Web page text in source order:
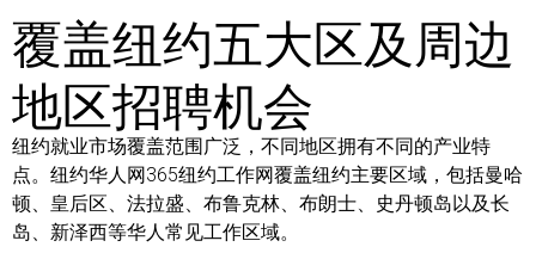
覆盖纽约五大区及周边
地区招聘机会
纽约就业市场覆盖范围广泛，不同地区拥有不同的产业特
点。纽约华人网365纽约工作网覆盖纽约主要区域，包括曼哈
顿、皇后区、法拉盛、布鲁克林、布朗士、史丹顿岛以及长
岛、新泽西等华人常见工作区域。